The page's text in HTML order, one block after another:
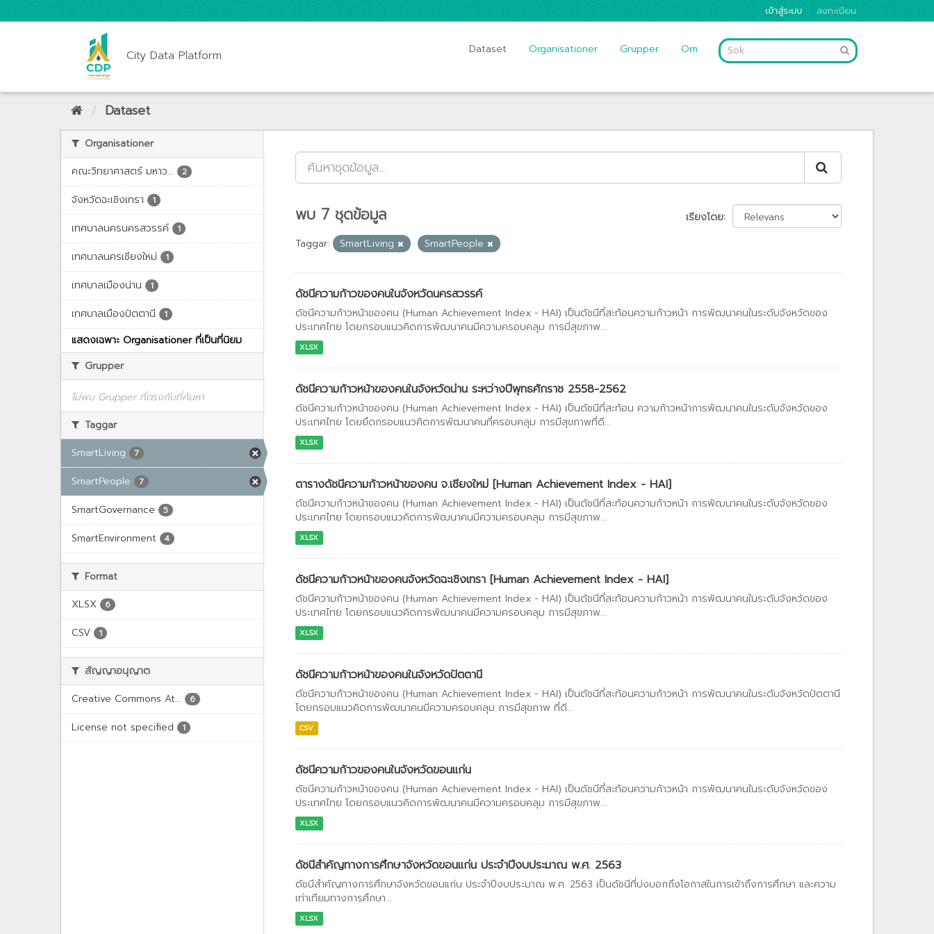
เข้าสู่ระบบ ลงทะเบียน
City Data Platform Dataset Organisationer Grupper Om
Dataset
Organisationer
คณะวิทยาศาสตร์ มหาว...
2
จังหวัดฉะเชิงเทรา 1
เทศบาลนครนครสวรรค์ 1
เทศบาลนครเชียงใหม่ 1
เทศบาลเมืองน่าน 1
เทศบาลเมืองปัตตานี 1
แสดงเฉพาะ Organisationer ที่เป็นที่นิยม
Grupper
ไม่พบ Grupper ที่ตรงกับที่ค้นหา
Taggar
SmartLiving
7
SmartPeople 7
SmartGovernance 5
SmartEnvironment 4
Format
XLSX
6
CSV 1
สัญญาอนุญาต
Creative Commons At...
6
License not specified 1
เรียงโดย
พบ 7 ชุดข้อมูล
Taggar: SmartLiving SmartPeople
ดัชนีความก้าวของคนในจังหวัดนครสวรรค์
ดัชนีความก้าวหน้าของคน (Human Achievement Index - HAI) เป็นดัชนีที่สะท้อนความก้าวหน้า การพัฒนาคนในระดับจังหวัดของ
ประเทศไทย โดยกรอบแนวคิดการพัฒนาคนมีความครอบคลุม การมีสุขภาพ...
XLSX
ดัชนีความก้าวหน้าของคนในจังหวัดน่าน ระหว่างปีพุทธศักราช 2558-2562
ดัชนีความก้าวหน้าของคน (Human Achievement Index - HAI) เป็นดัชนีที่สะท้อน ความก้าวหน้าการพัฒนาคนในระดับจังหวัดของ
ประเทศไทย โดยยึดกรอบแนวคิดการพัฒนาคนที่ครอบคลุม การมีสุขภาพที่ดี...
XLSX
ตารางดัชนีความก้าวหน้าของคน จ.เชียงใหม่ [Human Achievement Index - HAI]
ดัชนีความก้าวหน้าของคน (Human Achievement Index - HAI) เป็นดัชนีที่สะท้อนความก้าวหน้า การพัฒนาคนในระดับจังหวัดของ
ประเทศไทย โดยกรอบแนวคิดการพัฒนาคนมีความครอบคลุม การมีสุขภาพ...
XLSX
ดัชนีความก้าวหน้าของคนจังหวัดฉะเชิงเทรา [Human Achievement Index - HAI]
ดัชนีความก้าวหน้าของคน (Human Achievement Index - HAI) เป็นดัชนีที่สะท้อนความก้าวหน้า การพัฒนาคนในระดับจังหวัดของ
ประเทศไทย โดยกรอบแนวคิดการพัฒนาคนมีความครอบคลุม การมีสุขภาพ...
XLSX
ดัชนีความก้าวหน้าของคนในจังหวัดปัตตานี
ดัชนีความก้าวหน้าของคน (Human Achievement Index - HAI) เป็นดัชนีที่สะท้อนความก้าวหน้า การพัฒนาคนในระดับจังหวัดปัตตานี
โดยกรอบแนวคิดการพัฒนาคนมีความครอบคลุม การมีสุขภาพ ที่ดี...
CSV
ดัชนีความก้าวของคนในจังหวัดขอนแก่น
ดัชนีความก้าวหน้าของคน (Human Achievement Index - HAI) เป็นดัชนีที่สะท้อนความก้าวหน้า การพัฒนาคนในระดับจังหวัดของ
ประเทศไทย โดยกรอบแนวคิดการพัฒนาคนมีความครอบคลุม การมีสุขภาพ...
XLSX
ดัชนีสำคัญทางการศึกษาจังหวัดขอนแก่น ประจำปีงบประมาณ พ.ศ. 2563
ดัชนีสำคัญทางการศึกษาจังหวัดขอนแก่น ประจำปีงบประมาณ พ.ศ. 2563 เป็นดัชนีที่บ่งบอกถึงโอกาสในการเข้าถึงการศึกษา และความ
เท่าเทียมทางการศึกษา...
XLSX